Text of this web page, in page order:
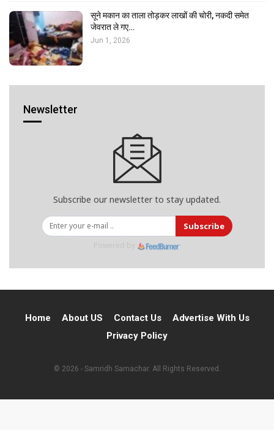
सूने मकान का ताला तोड़कर लाखों की चोरी, नकदी समेत
जेवरात ले गए…
Jun 1, 2026
Newsletter
Subscribe our newsletter to stay updated.
Subscribe
Home About US Contact Us
Advertise With Us
Privacy Policy
© 2026 - Samridh Samachar. All Rights Reserved.